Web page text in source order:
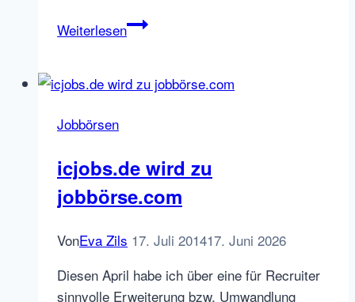
WeiterlesenStepStone
Pay-
per
Bewerbung
Jobbörsen
icjobs.de wird zu
jobbörse.com
VonEva Zils 17. Juli 201417. Juni 2026
Diesen April habe ich über eine für Recruiter
sinnvolle Erweiterung bzw. Umwandlung